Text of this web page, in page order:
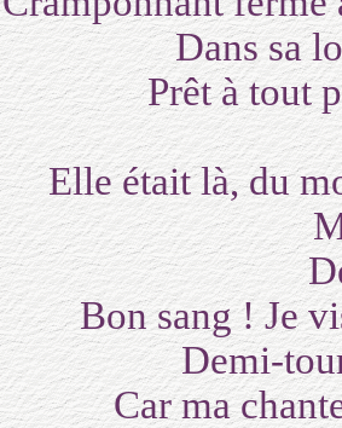
Dans sa
Prêt à tout
Elle était là, du
Mais
Bon sang ! Je
Demi-tour
Car ma